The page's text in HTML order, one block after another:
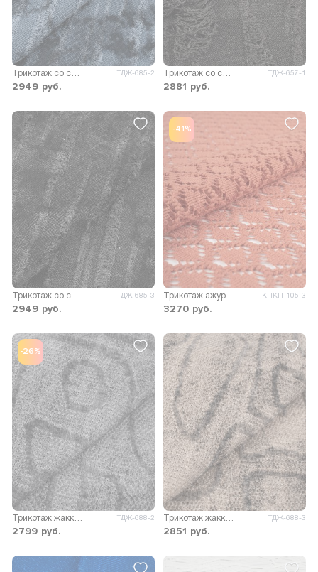
Трикотаж со спущенными петлями принт ТДЖ-685-2
2949 руб.
Трикотаж со спущенными петлями ТДЖ-657-1
2881 руб.
ТДЖ-685-3
2949 руб.
-41%
КПКП-105-3
3270 руб.
-26%
ТДЖ-688-2
2799 руб.
ТДЖ-688-3
2851 руб.